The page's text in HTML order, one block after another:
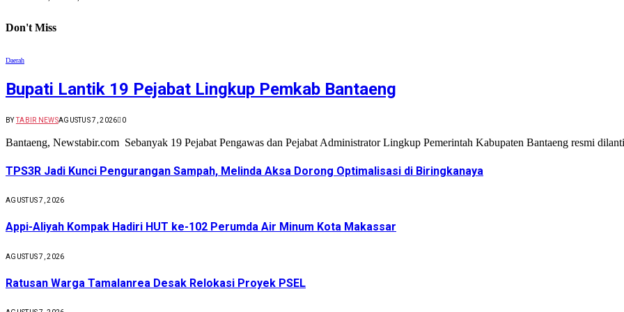
Don't Miss
Daerah
Bupati Lantik 19 Pejabat Lingkup Pemkab Bantaeng
BY TABIR NEWSAGUSTUS 7, 2026 0
Bantaeng, Newstabir.com Sebanyak 19 Pejabat Pengawas dan Pejabat Administrator Lingkup Pemerintah Kabupaten Bantaeng resmi
TPS3R Jadi Kunci Pengurangan Sampah, Melinda Aksa Dorong Optimalisasi di Biringkanaya
AGUSTUS 7, 2026
Appi-Aliyah Kompak Hadiri HUT ke-102 Perumda Air Minum Kota Makassar
AGUSTUS 7, 2026
Ratusan Warga Tamalanrea Desak Relokasi Proyek PSEL